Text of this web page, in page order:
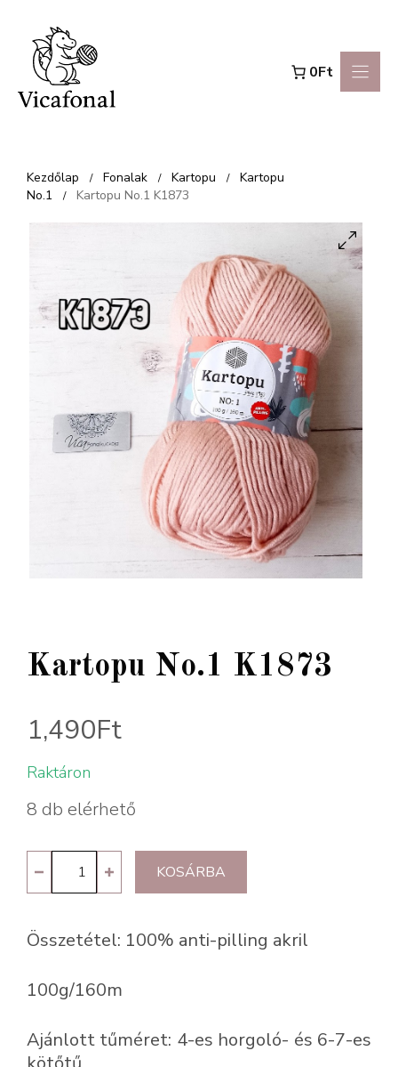
Kilépés
tartalomba
0Ft
Kezdőlap / Fonalak / Kartopu /
Kartopu
No.1
/ Kartopu No.1 K1873
Kartopu No.1 K1873
1,490Ft
Raktáron
8 db elérhető
Kartopu
No.1
mennyiség
KOSÁRBA
Összetétel: 100% anti-pilling akril
100g/160m
Ajánlott tűméret: 4-es horgoló- és 6-7-es